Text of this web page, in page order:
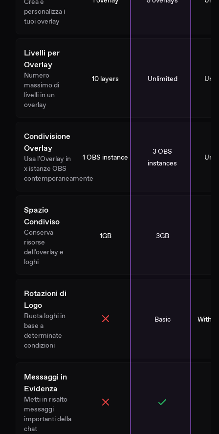
personalizza i
tuoi overlay
Livelli per
Overlay
Numero
massimo di
livelli in un
overlay
10 layers Unlimited
Condivisione
Overlay
Usa l'Overlay in
x istanze OBS
contemporaneamente
1 OBS instance
3 OBS
instances
Spazio
Condiviso
Conserva
risorse
dell'overlay e
loghi
1GB 3GB
Rotazioni di
Logo
Ruota loghi in
base a
determinate
condizioni
Basic With
Messaggi in
Evidenza
Metti in risalto
messaggi
importanti della
chat